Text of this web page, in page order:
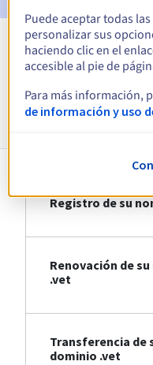
Ver
Registro de su
Renovación de
.vet
Transferencia de
dominio .vet
Puede aceptar todas
personalizar sus
haciendo clic en el
accesible al pie de
Para más información,
de información y uso